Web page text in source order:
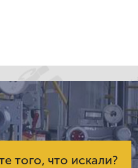
того, что искали?